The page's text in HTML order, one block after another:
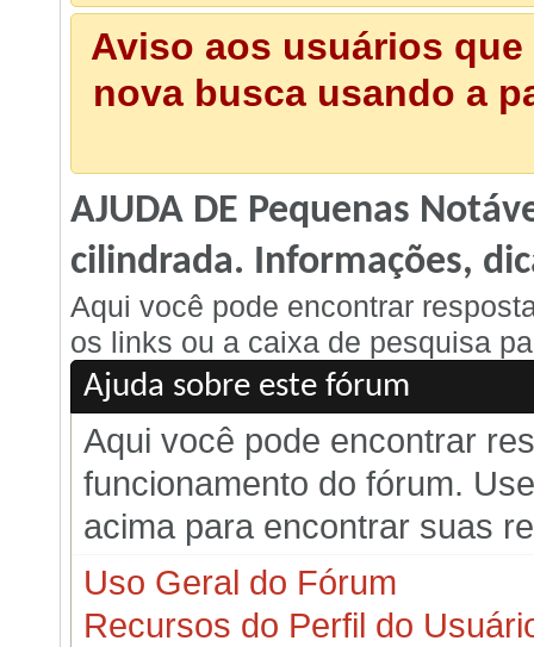
Aviso aos usuários
nova busca usando a
AJUDA DE Pequenas
cilindrada. Informações,
Aqui você pode encontrar
os links ou a caixa de pesquisa
Ajuda sobre este fórum
Aqui você pode encontrar
funcionamento do fórum.
acima para encontrar suas
Uso Geral do Fórum
Recursos do Perfil do